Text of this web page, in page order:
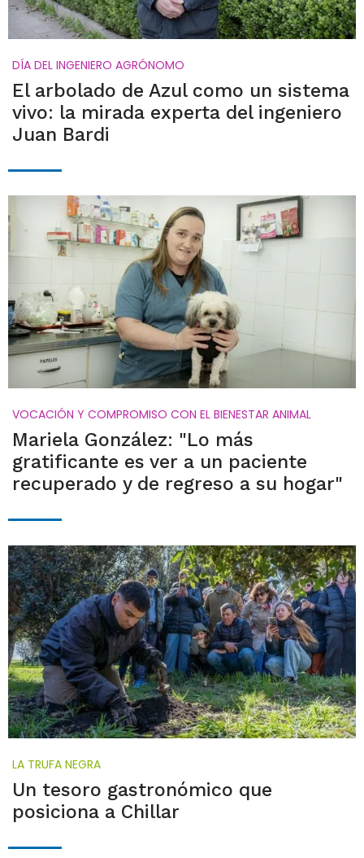
DÍA DEL INGENIERO AGRÓNOMO
El arbolado de Azul como un sistema
vivo: la mirada experta del ingeniero
Juan Bardi
VOCACIÓN Y COMPROMISO CON EL BIENESTAR ANIMAL
Mariela González: "Lo más
gratificante es ver a un paciente
recuperado y de regreso a su hogar"
LA TRUFA NEGRA
Un tesoro gastronómico que
posiciona a Chillar